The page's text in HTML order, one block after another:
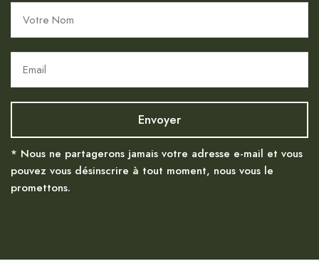
* Nous ne partagerons jamais votre adresse e-mail et vous
pouvez vous désinscrire à tout moment, nous vous le
promettons.